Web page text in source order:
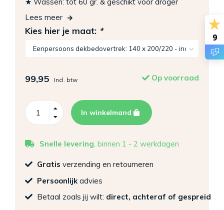
Lees meer
Kies hier je maat: *
99,95 Incl. btw Op voorraad
In winkelmand
Snelle levering, binnen 1 - 2 werkdagen
Gratis verzending en retourneren
Persoonlijk advies
Betaal zoals jij wilt: direct, achteraf of gespreid
9